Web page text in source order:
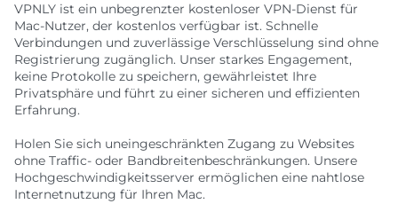
ANMELDEN
HERUNTERLADEN
VPNLY ist ein unbegrenzter kostenloser VPN-Dienst für
Mac-Nutzer, der kostenlos verfügbar ist. Schnelle
Verbindungen und zuverlässige Verschlüsselung sind ohne
Registrierung zugänglich. Unser starkes Engagement,
keine Protokolle zu speichern, gewährleistet Ihre
Privatsphäre und führt zu einer sicheren und effizienten
Erfahrung.
Holen Sie sich uneingeschränkten Zugang zu Websites
ohne Traffic- oder Bandbreitenbeschränkungen. Unsere
Hochgeschwindigkeitsserver ermöglichen eine nahtlose
Internetnutzung für Ihren Mac.